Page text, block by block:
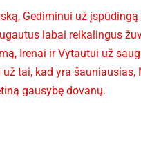
Gediminui už
labai reikalingus
Irenai ir Vytautui už
tai, kad yra
gausybę dovanų.